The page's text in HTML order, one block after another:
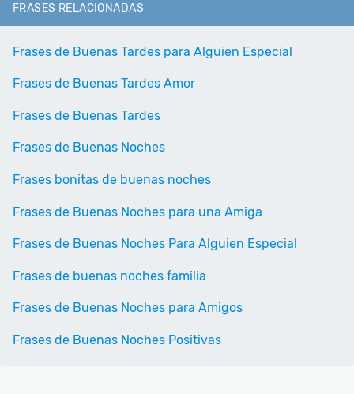
FRASES RELACIONADAS
Frases de Buenas Tardes para Alguien Especial
Frases de Buenas Tardes Amor
Frases de Buenas Tardes
Frases de Buenas Noches
Frases bonitas de buenas noches
Frases de Buenas Noches para una Amiga
Frases de Buenas Noches Para Alguien Especial
Frases de buenas noches familia
Frases de Buenas Noches para Amigos
Frases de Buenas Noches Positivas